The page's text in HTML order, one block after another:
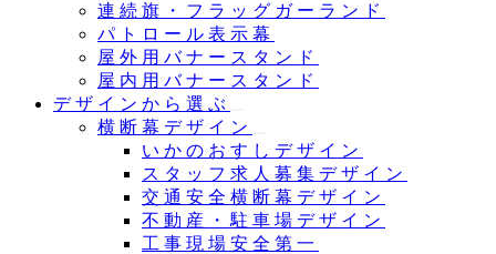
連続旗・フラッグガーランド
パトロール表示幕
屋外用バナースタンド
屋内用バナースタンド
デザインから選ぶ
横断幕デザイン
いかのおすしデザイン
スタッフ求人募集デザイン
交通安全横断幕デザイン
不動産・駐車場デザイン
工事現場安全第一